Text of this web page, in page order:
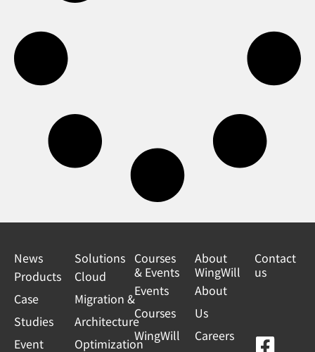
News
Products
Case
Studies
Event
Solutions
Cloud
Migration &
Architecture
Optimization
Courses
& Events
Events
Courses
WingWill
About
WingWill
About
Us
Careers
Contact
us
F
Y
L
L